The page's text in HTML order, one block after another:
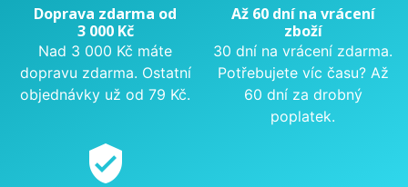
Doprava zdarma od
3 000 Kč
Nad 3 000 Kč máte
dopravu zdarma. Ostatní
objednávky už od 79 Kč.
Až 60 dní na vrácení
zboží
30 dní na vrácení zdarma.
Potřebujete víc času? Až
60 dní za drobný
poplatek.
verified_user